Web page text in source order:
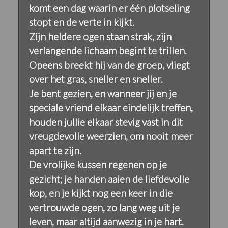
komt een dag waarin er één plotseling
stopt en de verte in kijkt.
Zijn heldere ogen staan strak, zijn
verlangende lichaam begint te trillen.
Opeens breekt hij van de groep, vliegt
over het gras, sneller en sneller.
Je bent gezien, en wanneer jij en je
speciale vriend elkaar eindelijk treffen,
houden jullie elkaar stevig vast in dit
vreugdevolle weerzien, om nooit meer
apart te zijn.
De vrolijke kussen regenen op je
gezicht; je handen aaien de liefdevolle
kop, en je kijkt nog een keer in die
vertrouwde ogen, zo lang weg uit je
leven, maar altijd aanwezig in je hart.